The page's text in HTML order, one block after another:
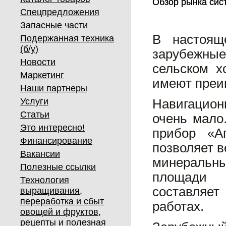
Спецпредложения
Запасные части
Подержанная техника
(б/у)
Новости
Маркетинг
Наши партнеры
Услуги
Статьи
Это интересно!
Финансирование
Вакансии
Полезные ссылки
Технология
выращивания,
переработка и сбыт
овощей и фруктов,
рецепты и полезная
Обзор рынка
Обзор рынка
В
сельском
имеют
очень
прибор
позволяет
площади
работах.